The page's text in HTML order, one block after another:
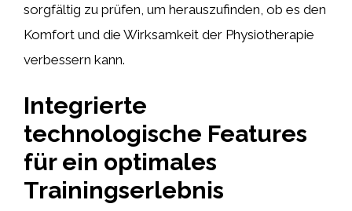
sorgfältig zu prüfen, um herauszufinden, ob es den
Komfort und die Wirksamkeit der Physiotherapie
verbessern kann.
Integrierte
technologische Features
für ein optimales
Trainingserlebnis